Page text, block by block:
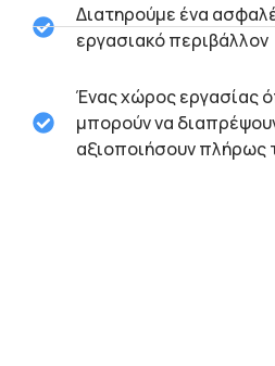
Διατηρούμε ένα
εργασιακό περιβάλλον
Ένας χώρος εργασίας
μπορούν να
αξιοποιήσουν πλήρως